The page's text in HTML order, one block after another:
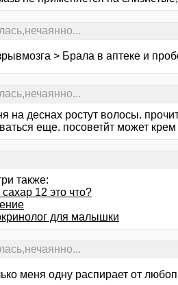
> Брала в аптеке и
на деснах ростут волосы.
еще. посоветйт может крем
также:
12 это что?
для малышки
меня одну распирает от